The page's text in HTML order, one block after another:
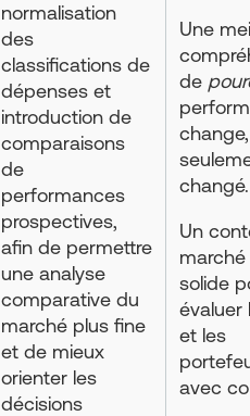
normalisation
des
classifications de
dépenses et
introduction de
comparaisons
de
performances
prospectives,
afin de permettre
une analyse
comparative du
marché plus fine
et de mieux
orienter les
décisions
Une
de
changé.
Un
solide
évaluer
et les
avec